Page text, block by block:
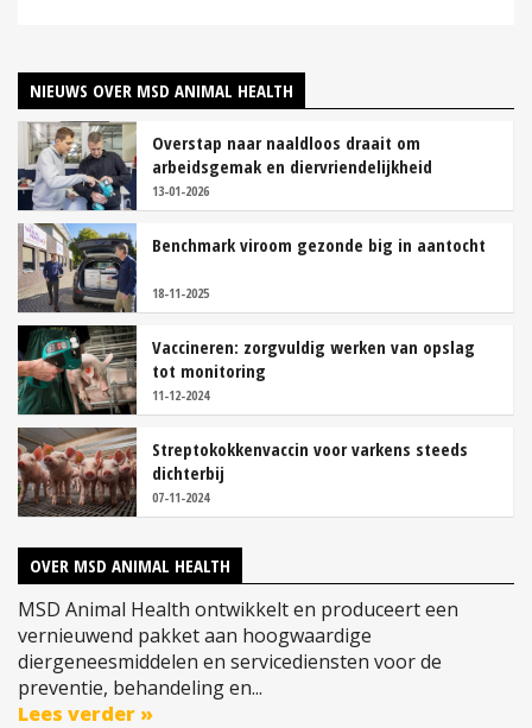
NIEUWS OVER MSD ANIMAL HEALTH
Overstap naar naaldloos draait om
arbeidsgemak en diervriendelijkheid
13-01-2026
Benchmark viroom gezonde big in aantocht
18-11-2025
Vaccineren: zorgvuldig werken van opslag
tot monitoring
11-12-2024
Streptokokkenvaccin voor varkens steeds
dichterbij
07-11-2024
OVER MSD ANIMAL HEALTH
MSD Animal Health ontwikkelt en produceert een
vernieuwend pakket aan hoogwaardige
diergeneesmiddelen en servicediensten voor de
preventie, behandeling en...
Lees verder »